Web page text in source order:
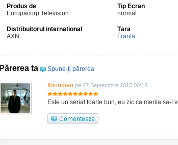
Produs de
Europacorp Television
Tip Ecran
normal
Distribuitorul international
AXN
Țara
Franta
Părerea ta Spune-ţi părerea
florinman pe 27 Septembrie 2015 00:18
Este un serial foarte bun, eu zic ca merita sa-l